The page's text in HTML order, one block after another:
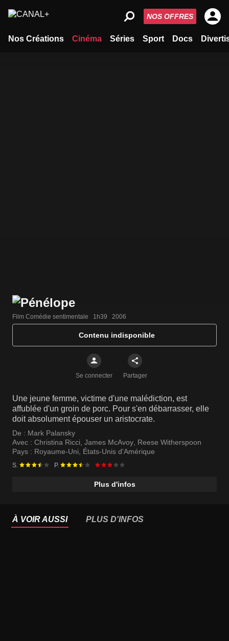
Nos Créations Cinéma Séries Sport Docs
NOS OFFRES
Film Comédie sentimentale   1h39   2006
Contenu indisponible
Se connecter Partager
Une jeune femme, victime d'une malédiction, est
affublée d'un groin de porc. Pour s'en débarrasser, elle
doit absolument épouser un aristocrate.
De : Mark Palansky
Avec : Christina Ricci, James McAvoy, Reese Witherspoon
Pays : Royaume-Uni, États-Unis d'Amérique
S. P.
Plus d'infos
À VOIR AUSSI PLUS D'INFOS